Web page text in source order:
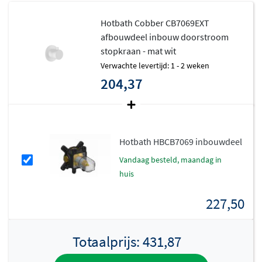
Doorstroomfunctionaliteit:Zorgt voor
waterdoorvoer naar volgende stopkranen, zodat
je meerdere wateruitgangen kunt bedienen in één
Flexibel te combineren:Ideaal te combineren met
inbouwthermostaat
Let op:
Dit afbouwdeel wordt zonder inbouwdeel
geleverd en moet apart worden aangeschaft.
innovatieve technieken is deze stopkraan eenvoudig en
Hotbath Cobber CB7069EXT
afbouwdeel inbouw doorstroom
stopkraan - mat wit
Verwachte levertijd: 1 - 2 weken
204,37
Hotbath HBCB7069 inbouwdeel
vandaag besteld, maandag in
huis
227,50
Totaalprijs:431,87